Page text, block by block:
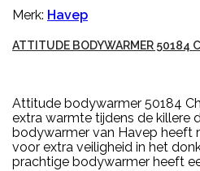
Merk: Havep
ATTITUDE BODYWARMER 50184
Attitude bodywarmer 50184
extra warmte tijdens de killere
bodywarmer van Havep heeft
voor extra veiligheid in het
prachtige bodywarmer heeft